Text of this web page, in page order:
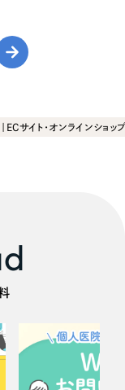
サイト・オンラインショッ